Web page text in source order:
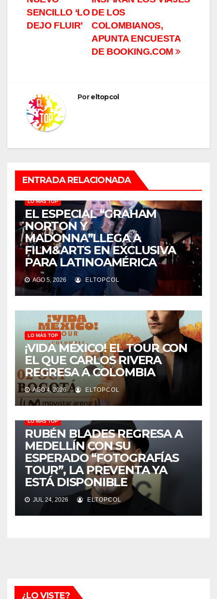
DE LOS
COLOMBIANOS,
APUNTA ENCUESTA
DE BOOKING.COM
SENCILLO ‘LO
DEJO FLUIR’
Poreltopcol
ENTRADA RELACIONADA
LO MÁS TOP
EL ESPECIAL “GRAHAM
NORTON Y
MADONNA”LLEGA A
FILM&ARTS EN EXCLUSIVA
PARA LATINOAMÉRICA
AGO 5, 2026 ELTOPCOL
LO MÁS TOP
¡VIDA MÉXICO! EL TOUR CON
EL QUE CARLOS RIVERA
REGRESA A COLOMBIA
AGO 4, 2026 ELTOPCOL
LO MÁS TOP
RUBÉN BLADES REGRESA A
MEDELLÍN CON SU
ESPERADO “FOTOGRAFÍAS
TOUR”, LA PREVENTA YA
ESTÁ DISPONIBLE
JUL 24, 2026 ELTOPCOL
¿LO VISTE?